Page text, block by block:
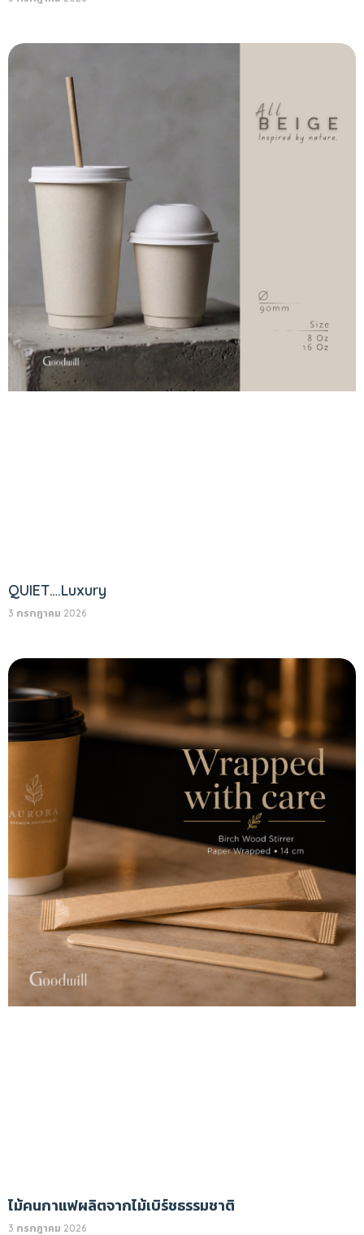
QUIET….Luxury
3 กรกฎาคม 2026
ไม้คนกาแฟผลิตจากไม้เบิร์ชธรรมชาติ
3 กรกฎาคม 2026